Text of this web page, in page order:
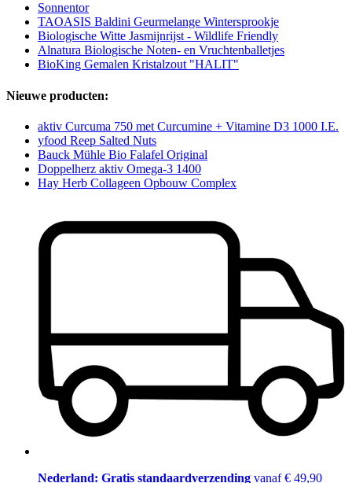
Sonnentor
TAOASIS Baldini Geurmelange Wintersprookje
Biologische Witte Jasmijnrijst - Wildlife Friendly
Alnatura Biologische Noten- en Vruchtenballetjes
BioKing Gemalen Kristalzout "HALIT"
Nieuwe producten:
aktiv Curcuma 750 met Curcumine + Vitamine D3 1000 I.E.
yfood Reep Salted Nuts
Bauck Mühle Bio Falafel Original
Doppelherz aktiv Omega-3 1400
Hay Herb Collageen Opbouw Complex
Nederland: Gratis standaardverzending vanaf € 49,90